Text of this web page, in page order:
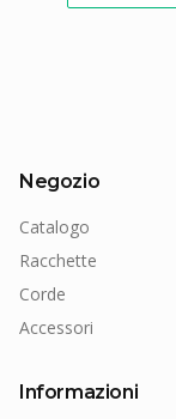
Negozio
Catalogo
Racchette
Corde
Accessori
Informazioni